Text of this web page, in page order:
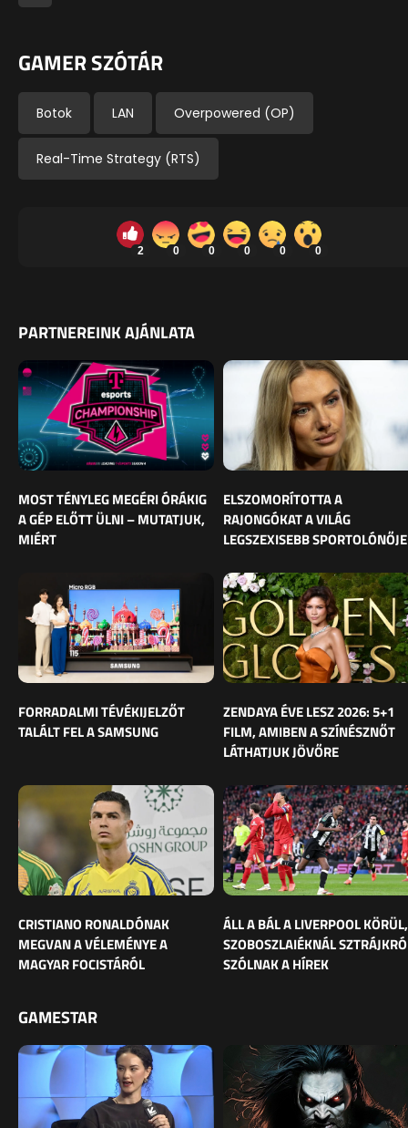
GAMER SZÓTÁR
Botok LAN Overpowered (OP)
Real-Time Strategy (RTS)
2 0 0 0 0 0
PARTNEREINK AJÁNLATA
MOST TÉNYLEG MEGÉRI ÓRÁKIG
A GÉP ELŐTT ÜLNI – MUTATJUK,
MIÉRT
ELSZOMORÍTOTTA A
RAJONGÓKAT A VILÁG
LEGSZEXISEBB SPORTOLÓNŐJE
FORRADALMI TÉVÉKIJELZŐT
TALÁLT FEL A SAMSUNG
ZENDAYA ÉVE LESZ 2026: 5+1
FILM, AMIBEN A SZÍNÉSZNŐT
LÁTHATJUK JÖVŐRE
CRISTIANO RONALDÓNAK
MEGVAN A VÉLEMÉNYE A
MAGYAR FOCISTÁRÓL
ÁLL A BÁL A LIVERPOOL KÖRÜL,
SZOBOSZLAIÉKNÁL
SZÓLNAK A HÍREK
GAMESTAR